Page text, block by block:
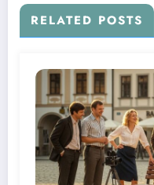
RELATED POSTS